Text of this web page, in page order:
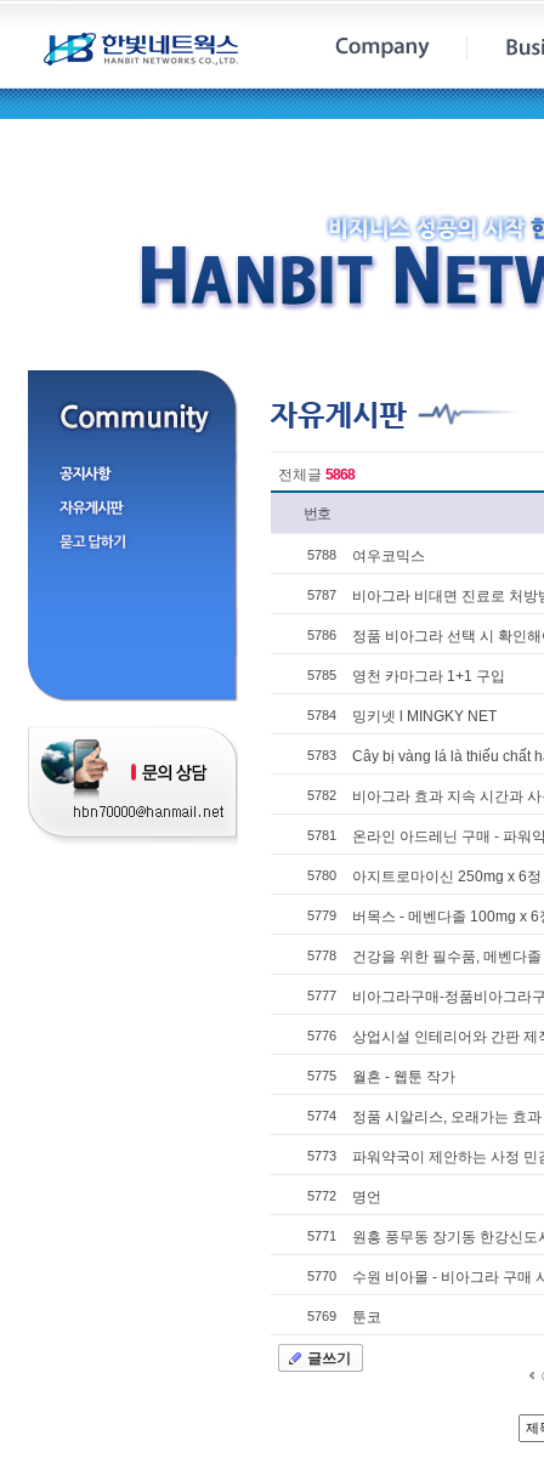
전체글 5868
번호
5788 여우코믹스
5787 비아그라 비대면 진료로 처방
5786 정품 비아그라 선택 시 확인
5785 영천 카마그라 1+1 구입
5784 밍키넷 l MINGKY NET
5783 Cây bị vàng lá là thiếu chất
5782 비아그라 효과 지속 시간과
5781 온라인 아드레닌 구매 - 파워
5780 아지트로마이신 250mg x 6
5779 버목스 - 메벤다졸 100mg x
5778 건강을 위한 필수품, 메벤다
5777 비아그라구매-정품비아그라
5776 상업시설 인테리어와 간판
5775 월흔 - 웹툰 작가
5774 정품 시알리스, 오래가는 효
5773 파워약국이 제안하는 사정 민
5772 명언
5771 원흥 풍무동 장기동 한강신
5770 수원 비아몰 - 비아그라 구매
5769 툰코
글쓰기